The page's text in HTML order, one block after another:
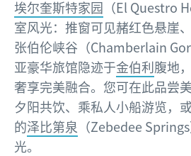
埃尔奎斯特家园 （El Questro
室风光：推窗可见赭红色悬崖
张伯伦峡谷（Chamberlain
亚豪华旅馆隐迹于金伯利腹地
奢享完美融合。您可在此品尝
夕阳共饮、乘私人小船游览，
的泽比第泉 （Zebedee
光。